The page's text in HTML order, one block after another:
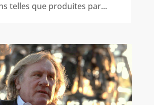
telles que produites par...